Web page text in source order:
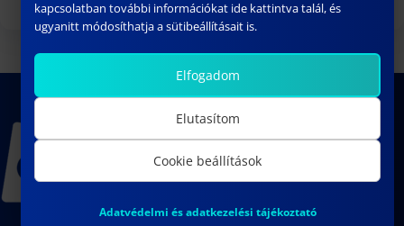
kapcsolatban további információkat ide kattintva talál, és
ugyanitt módosíthatja a sütibeállításait is.
Elfogadom
Elutasítom
Cookie beállítások
Adatvédelmi és adatkezelési tájékoztató